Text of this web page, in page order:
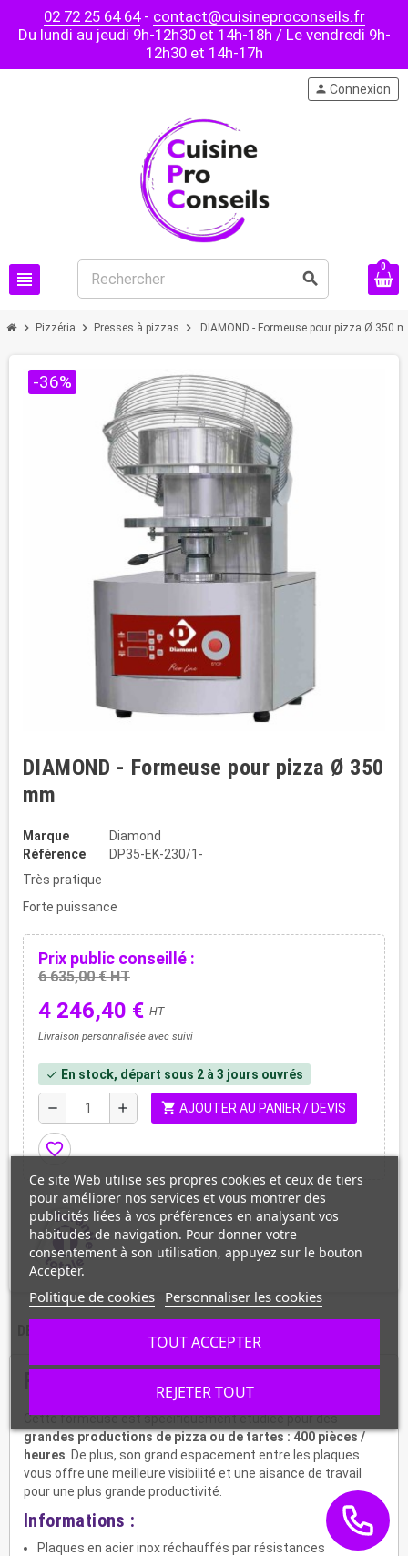
02 72 25 64 64- contact@cuisineproconseils.fr
Du lundi au jeudi 9h-12h30 et 14h-18h / Le vendredi 9h-
12h30 et 14h-17h
view_headline search
person Connexion
0
chevron_right Pizzéria chevron_right Presses à pizzas chevron_right DIAMOND - Formeuse pour pizza Ø 350
-36%
DIAMOND - Formeuse pour pizza Ø 350
mm
Marque
Diamond
Référence
DP35-EK-230/1-
Très pratique
Forte puissance
Prix public conseillé :
6 635,00 € HT
4 246,40 € HT
Livraison personnalisée avec suivi
check En stock, départ sous 2 à 3 jours ouvrés
remove add shopping_cart AJOUTER AU PANIER / DEVIS
favorite_border
Formeuse pour pizza Ø 350 mm
Cette formeuse est spécifiquement étudiée pour des
grandes productions de pizza ou de tartes : 400 pièces /
heures . De plus, son grand espacement entre les plaques
vous offre une meilleure visibilité et une aisance de travail
pour une plus grande productivité.
Informations :
Plaques en acier inox réchauffés par résistances
Ce site Web utilise ses propres cookies et ceux de tiers
pour améliorer nos services et vous montrer des
publicités liées à vos préférences en analysant vos
habitudes de navigation. Pour donner votre
consentement à son utilisation, appuyez sur le bouton
Accepter.
Politique de cookies Personnaliser les cookies
REJETER TOUT
TOUT ACCEPTER